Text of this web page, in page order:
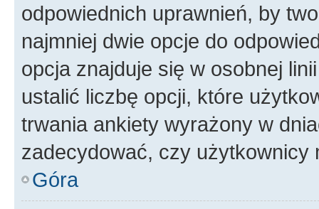
odpowiednich uprawnień, by
najmniej dwie opcje do
opcja znajduje się w osobnej
ustalić liczbę opcji, które
trwania ankiety wyrażony w
zadecydować, czy użytkownicy
Góra